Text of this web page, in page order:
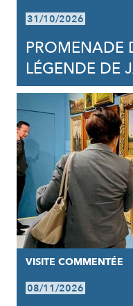
31/10/2026
PROMENADE
LÉGENDE DE
VISITE COMMENTÉE
08/11/2026